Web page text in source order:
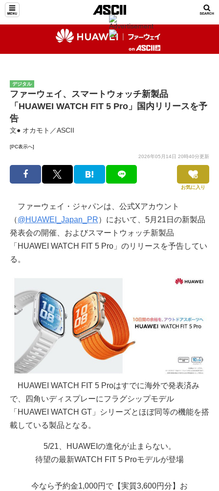
デジタル
ファーウェイ、スマートウォッチ新製品
「HUAWEI WATCH FIT 5 Pro」国内リリースを予
告
文● オカモト／ASCII
[PC表示へ]
2026年05月14日 20時40分更新
お気に入り
ファーウェイ・ジャパンは、公式Xアカウント
（@HUAWEI_Japan_PR）において、5月21日の新製品
発表会の開催、およびスマートウォッチ新製品
「HUAWEI WATCH FIT 5 Pro」のリリースを予告してい
る。
HUAWEI WATCH FIT 5 Proはすでに海外で発表済み
で、四角いディスプレーにフラグシップモデル
「HUAWEI WATCH GT」シリーズとほぼ同等の機能を搭
載している製品となる。
5/21、HUAWEIの進化が止まらない。
待望の最新WATCH FIT 5 Proモデルが登場
今なら予約金1,000円で【実質3,600円分】お